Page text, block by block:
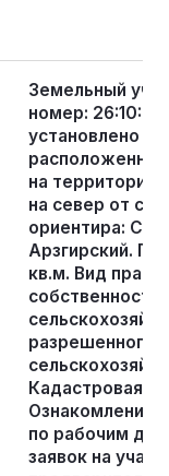
Земельный
номер:
установлено
на территории
на север от с.
ориентира:
Арзгирский.
кв.м. Вид
собственность
разрешенного
Кадастровая
Ознакомление
по рабочим
заявок на